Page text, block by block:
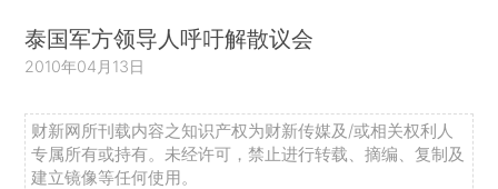
泰国军方领导人呼吁解散议会
2010年04月13日
财新网所刊载内容之知识产权为财新传媒及/或相关权利人
专属所有或持有。未经许可，禁止进行转载、摘编、复制及
建立镜像等任何使用。